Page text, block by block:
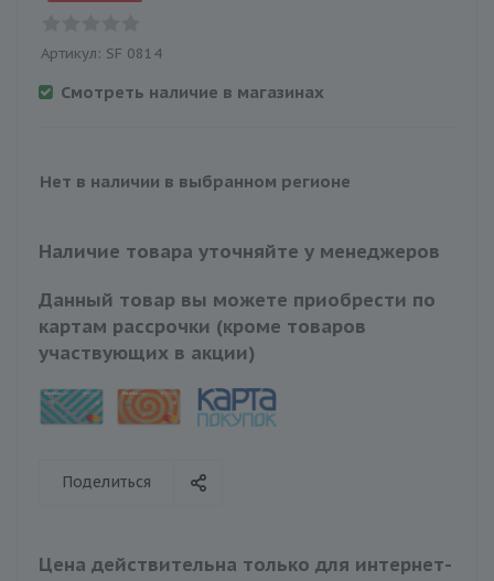
Артикул: SF 0814
Смотреть наличие в магазинах
Нет в наличии в выбранном регионе
Наличие товара уточняйте у менеджеров
Данный товар вы можете приобрести по
картам рассрочки (кроме товаров
участвующих в акции)
Поделиться
Цена действительна только для интернет-